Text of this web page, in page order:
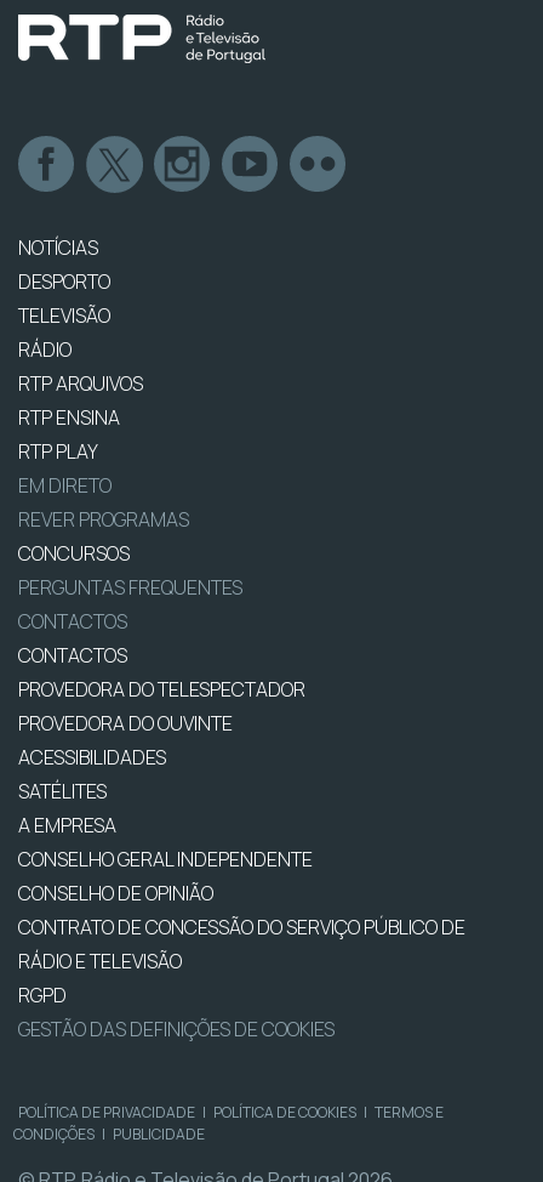
NOTÍCIAS
DESPORTO
TELEVISÃO
RÁDIO
RTP ARQUIVOS
RTP ENSINA
RTP PLAY
EM DIRETO
REVER PROGRAMAS
CONCURSOS
PERGUNTAS FREQUENTES
CONTACTOS
CONTACTOS
PROVEDORA DO TELESPECTADOR
PROVEDORA DO OUVINTE
ACESSIBILIDADES
SATÉLITES
A EMPRESA
CONSELHO GERAL INDEPENDENTE
CONSELHO DE OPINIÃO
CONTRATO DE CONCESSÃO DO SERVIÇO PÚBLICO DE
RÁDIO E TELEVISÃO
RGPD
GESTÃO DAS DEFINIÇÕES DE COOKIES
POLÍTICA DE PRIVACIDADE | POLÍTICA DE COOKIES | TERMOS E
CONDIÇÕES | PUBLICIDADE